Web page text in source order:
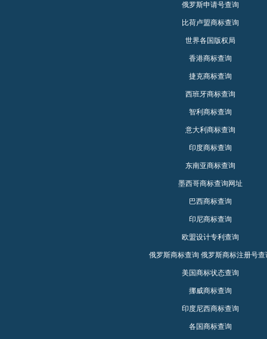
俄罗斯申请号查询
比荷卢盟商标查询
世界各国版权局
香港商标查询
捷克商标查询
西班牙商标查询
智利商标查询
意大利商标查询
印度商标查询
东南亚商标查询
墨西哥商标查询网址
巴西商标查询
印尼商标查询
欧盟设计专利查询
俄罗斯商标查询 俄罗斯商标注册号查
美国商标状态查询
挪威商标查询
印度尼西商标查询
各国商标查询